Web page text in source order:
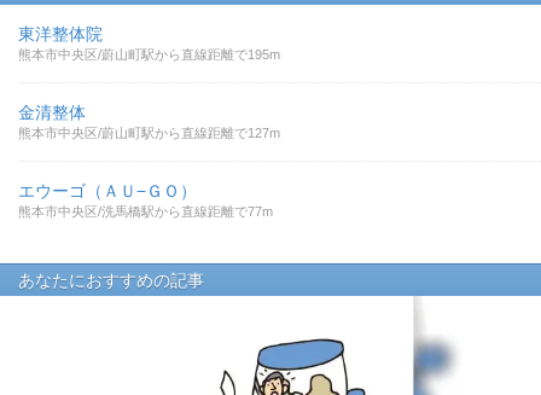
東洋整体院
熊本市中央区/蔚山町駅から直線距離で195m
金清整体
熊本市中央区/蔚山町駅から直線距離で127m
エウーゴ（ＡＵ−ＧＯ）
熊本市中央区/洗馬橋駅から直線距離で77m
あなたにおすすめの記事